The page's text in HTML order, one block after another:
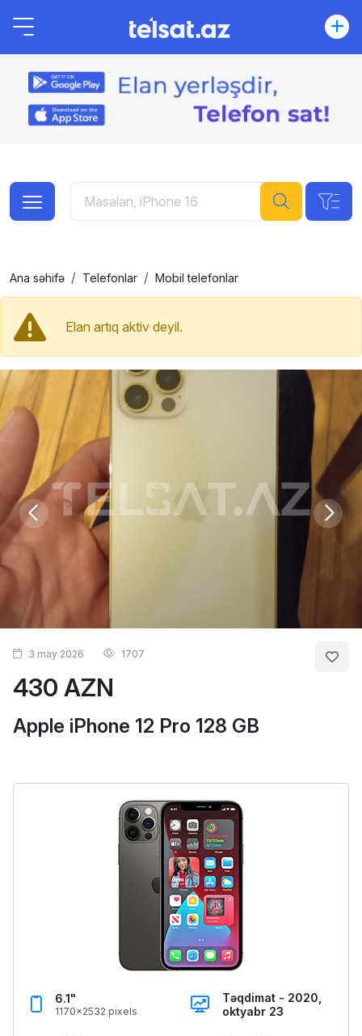
Ana səhifə Telefonlar Mobil telefonlar
Elan artıq aktiv deyil.
430 AZN
Apple iPhone 12 Pro 128 GB
3 may 2026 1707
6.1"
1170x2532 pixels
Təqdimat - 2020,
oktyabr 23